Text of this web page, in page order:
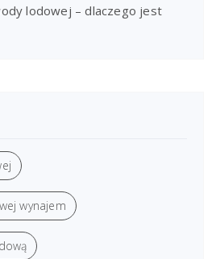
lodowej – dlaczego jest
wynajem